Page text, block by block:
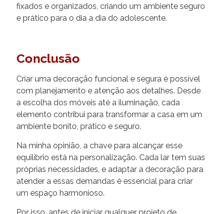
fixados e organizados, criando um ambiente seguro
e prático para o dia a dia do adolescente.
Conclusão
Criar uma decoração funcional e segura é possível
com planejamento e atenção aos detalhes. Desde
a escolha dos móveis até a iluminação, cada
elemento contribui para transformar a casa em um
ambiente bonito, prático e seguro.
Na minha opinião, a chave para alcançar esse
equilíbrio está na personalização. Cada lar tem suas
próprias necessidades, e adaptar a decoração para
atender a essas demandas é essencial para criar
um espaço harmonioso.